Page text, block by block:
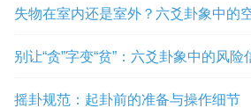
失物在室内还是室外？六爻卦象中的
别让“贪”字变“贫”：六爻卦象中的风
摇卦规范：起卦前的准备与操作细节